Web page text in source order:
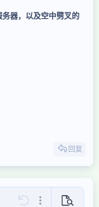
器，以及空中劈叉的
回复
还原 更多选项...
预览